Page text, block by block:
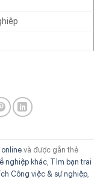
và được gắn thẻ
nghiệp khác Tìm bạn trai
Công việc & sự nghiệp